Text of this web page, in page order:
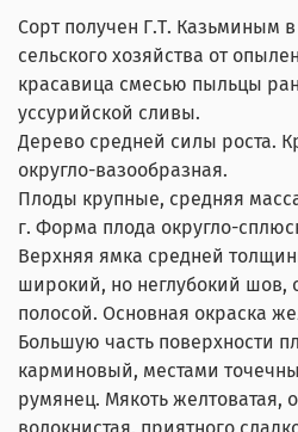
Сорт получен Г.Т. Казьминым
сельского хозяйства от
красавица смесью пыльцы
уссурийской сливы.
Дерево средней силы роста.
округло-вазообразная.
Плоды крупные, средняя
г. Форма плода округло-
Верхняя ямка средней
широкий, но неглубокий шов,
полосой. Основная окраска
Большую часть поверхности
карминовый, местами
румянец. Мякоть желтоватая,